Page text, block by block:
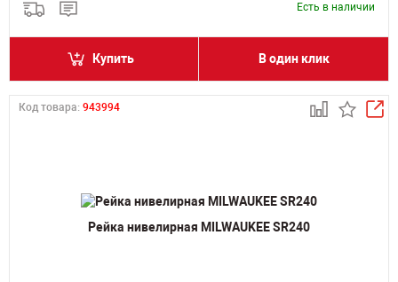
Есть в наличии
Купить В один клик
Код товара: 943994
Рейка нивелирная MILWAUKEE SR240